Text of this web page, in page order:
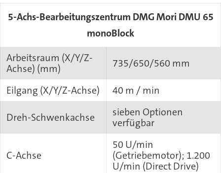
5-Achs-Bearbeitungszentrum DMG Mori DMU 65
monoBlock
Arbeitsraum (X/Y/Z-
Achse) (mm)
735/650/560 mm
Eilgang (X/Y/Z-Achse) 40 m / min
Dreh-Schwenkachse
sieben Optionen
verfügbar
C-Achse
50 U/min
(Getriebemotor); 1.200
U/min (Direct Drive)